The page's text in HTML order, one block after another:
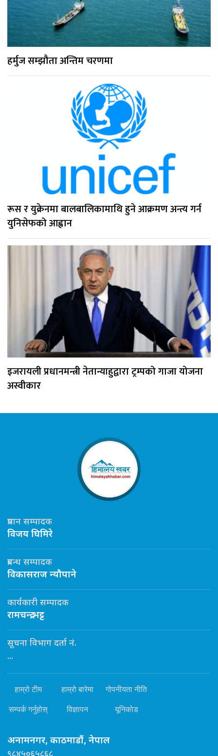
हर्मुज सम्झौता अन्तिम चरणमा
रूस र युक्रेनमा बालबालिकामाथि हुने आक्रमण अन्त्य गर्न
युनिसेफको आह्वान
इजरायली प्रधानमन्त्री नेतान्याहुद्वारा ट्रम्पको गाजा योजना
अस्वीकार
प्रधान सम्पादक
विजय घिमिरे
प्रबन्ध सम्पादक
विकासराज न्यौपाने
कार्यकारी सम्पादक
रामचन्द्र भट्ट
सूचना विभाग दर्ता नं.
...
हाम्रो टीम हाम्रो बारेमा गोपनीयता नीति
सम्पर्क गर्नुहोस् विज्ञापन यूनिकोड
अनामनगर, काठमाडौं, नेपाल